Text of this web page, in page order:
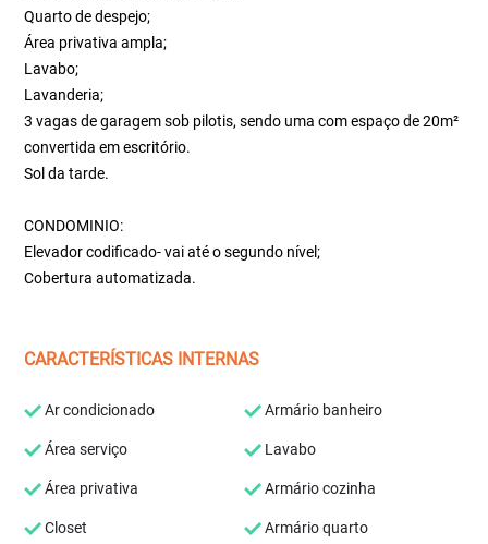
Quarto de despejo;
Área privativa ampla;
Lavabo;
Lavanderia;
3 vagas de garagem sob pilotis, sendo uma com espaço de 20m²
convertida em escritório.
Sol da tarde.
CONDOMINIO:
Elevador codificado- vai até o segundo nível;
Cobertura automatizada.
CARACTERÍSTICAS INTERNAS
Ar condicionado Armário banheiro
Área serviço Lavabo
Área privativa Armário cozinha
Closet Armário quarto